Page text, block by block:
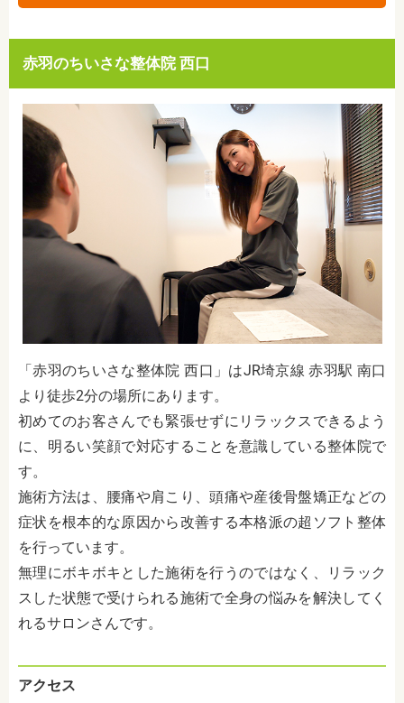
赤羽のちいさな整体院 西口
「赤羽のちいさな整体院 西口」はJR埼京線 赤羽駅 南口
より徒歩2分の場所にあります。
初めてのお客さんでも緊張せずにリラックスできるよう
に、明るい笑顔で対応することを意識している整体院で
す。
施術方法は、腰痛や肩こり、頭痛や産後骨盤矯正などの
症状を根本的な原因から改善する本格派の超ソフト整体
を行っています。
無理にボキボキとした施術を行うのではなく、リラック
スした状態で受けられる施術で全身の悩みを解決してく
れるサロンさんです。
アクセス